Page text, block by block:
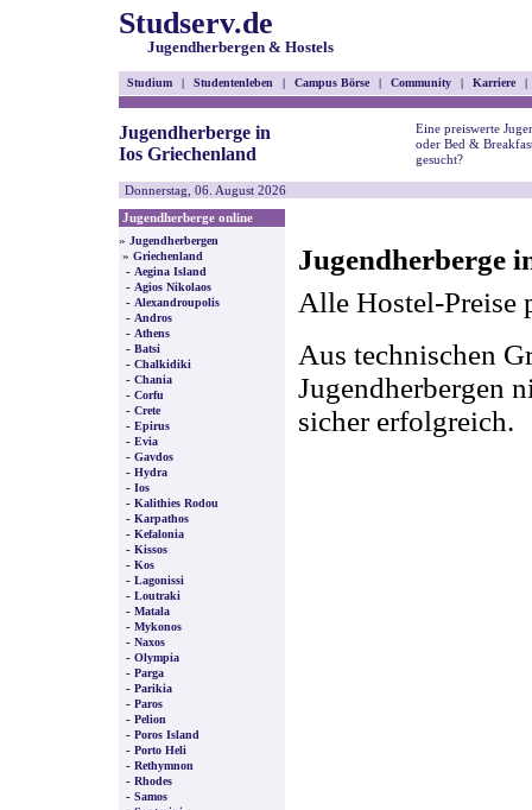
Studserv.de
Jugendherbergen & Hostels
Studium | Studentenleben | Campus Börse | Community | Karriere |
Jugendherberge in
Ios Griechenland
Eine preiswerte
oder Bed &
gesucht?
Donnerstag, 06. August 2026
Jugendherberge online
» Jugendherbergen
» Griechenland
- Aegina Island
- Agios Nikolaos
- Alexandroupolis
- Andros
- Athens
- Batsi
- Chalkidiki
- Chania
- Corfu
- Crete
- Epirus
- Evia
- Gavdos
- Hydra
- Ios
- Kalithies Rodou
- Karpathos
- Kefalonia
- Kissos
- Kos
- Lagonissi
- Loutraki
- Matala
- Mykonos
- Naxos
- Olympia
- Parga
- Parikia
- Paros
- Pelion
- Poros Island
- Porto Heli
- Rethymnon
- Rhodes
- Samos
Jugendherberge
Alle Hostel-Preise
Aus technischen
Jugendherbergen
sicher erfolgreich.